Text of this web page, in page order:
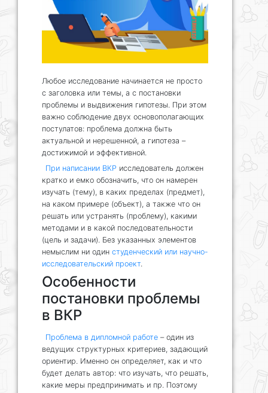
Любое исследование начинается не просто
с заголовка или темы, а с постановки
проблемы и выдвижения гипотезы. При этом
важно соблюдение двух основополагающих
постулатов: проблема должна быть
актуальной и нерешенной, а гипотеза –
достижимой и эффективной.
При написании ВКР исследователь должен
кратко и емко обозначить, что он намерен
изучать (тему), в каких пределах (предмет),
на каком примере (объект), а также что он
решать или устранять (проблему), какими
методами и в какой последовательности
(цель и задачи). Без указанных элементов
немыслим ни один студенческий или научно-
исследовательский проект.
Особенности
постановки проблемы
в ВКР
Проблема в дипломной работе – один из
ведущих структурных критериев, задающий
ориентир. Именно он определяет, как и что
будет делать автор: что изучать, что решать,
какие меры предпринимать и пр. Поэтому